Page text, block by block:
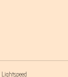
Lightspeed